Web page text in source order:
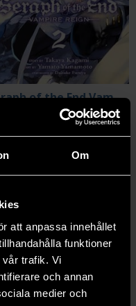
Om
att anpassa innehållet
funktioner
trafik. Vi
och annan
medier och
Seraph of the End Vampire Reign Vol 2
kr
Beställ